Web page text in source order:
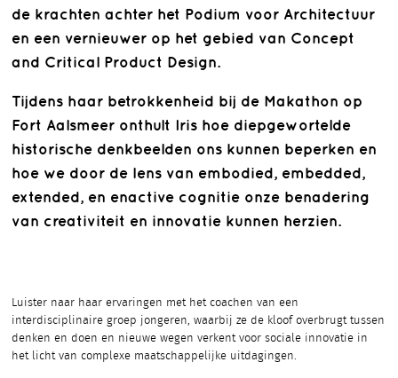
de krachten achter het Podium voor Architectuur
en een vernieuwer op het gebied van Concept
and Critical Product Design.
Tijdens haar betrokkenheid bij de Makathon op
Fort Aalsmeer onthult Iris hoe diepgewortelde
historische denkbeelden ons kunnen beperken en
hoe we door de lens van embodied, embedded,
extended, en enactive cognitie onze benadering
van creativiteit en innovatie kunnen herzien.
Luister naar haar ervaringen met het coachen van een
interdisciplinaire groep jongeren, waarbij ze de kloof overbrugt tussen
denken en doen en nieuwe wegen verkent voor sociale innovatie in
het licht van complexe maatschappelijke uitdagingen.